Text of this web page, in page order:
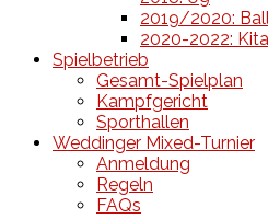
2019/2020:
2020-2022:
Spielbetrieb
Gesamt-Spielplan
Kampfgericht
Sporthallen
Weddinger Mixed-Turnier
Anmeldung
Regeln
FAQs